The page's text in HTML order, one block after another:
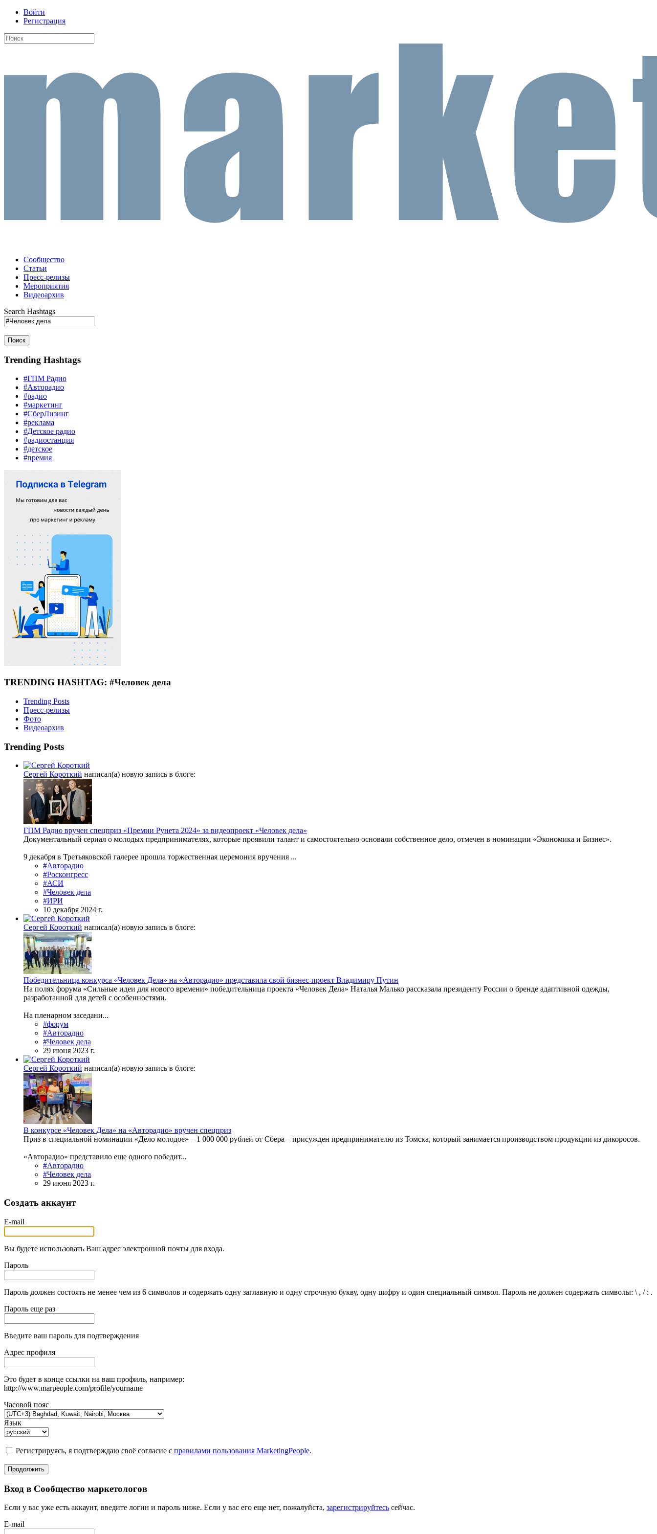
Войти
Регистрация
Сообщество
Статьи
Пресс-релизы
Мероприятия
Видеоархив
Search Hashtags
Поиск
Trending Hashtags
#ГПМ Радио
#Авторадио
#радио
#маркетинг
#СберЛизинг
#реклама
#Детское радио
#радиостанция
#детское
#премия
TRENDING HASHTAG: #Человек дела
Trending Posts
Пресс-релизы
Фото
Видеоархив
Trending Posts
Сергей Короткий написал(а) новую запись в блоге:
ГПМ Радио вручен спецприз «Премии Рунета 2024» за видеопроект «Человек дела»
Документальный сериал о молодых предпринимателях, которые проявили талант и самостоятельно основали собственное дело, отмечен в номинации «Экономика и Бизнес».
9 декабря в Третьяковской галерее прошла торжественная церемония вручения ...
#Авторадио
#Росконгресс
#АСИ
#Человек дела
#ИРИ
10 декабря 2024 г.
Сергей Короткий написал(а) новую запись в блоге:
Победительница конкурса «Человек Дела» на «Авторадио» представила свой бизнес-проект Владимиру Путин
На полях форума «Сильные идеи для нового времени» победительница проекта «Человек Дела» Наталья Малько рассказала президенту России о бренде адаптивной одежды,
разработанной для детей с особенностями.
На пленарном заседани...
#форум
#Авторадио
#Человек дела
29 июня 2023 г.
Сергей Короткий написал(а) новую запись в блоге:
В конкурсе «Человек Дела» на «Авторадио» вручен спецприз
Приз в специальной номинации «Дело молодое» – 1 000 000 рублей от Сбера – присужден предпринимателю из Томска, который занимается производством продукции из дикоросов.
«Авторадио» представило еще одного победит...
#Авторадио
#Человек дела
29 июня 2023 г.
Создать аккаунт
E-mail
Вы будете использовать Ваш адрес электронной почты для входа.
Пароль
Пароль должен состоять не менее чем из 6 символов и содержать одну заглавную и одну строчную букву, одну цифру и один специальный символ. Пароль не должен содержать символы: \ , / : .
Пароль еще раз
Введите ваш пароль для подтверждения
Адрес профиля
Это будет в конце ссылки на ваш профиль, например:
http://www.marpeople.com/profile/yourname
Часовой пояс
Язык
Регистрируясь, я подтверждаю своё согласие с правилами пользования MarketingPeople.
Продолжить
Вход в Сообщество маркетологов
Если у вас уже есть аккаунт, введите логин и пароль ниже. Если у вас его еще нет, пожалуйста, зарегистрируйтесь сейчас.
E-mail